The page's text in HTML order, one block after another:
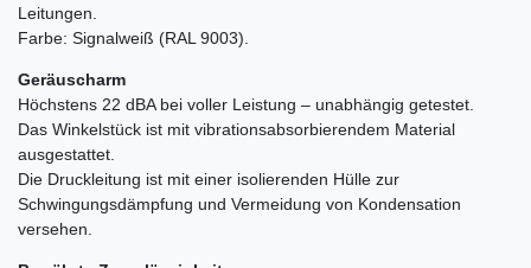
Leitungen.
Farbe: Signalweiß (RAL 9003).
Geräuscharm
Höchstens 22 dBA bei voller Leistung – unabhängig getestet.
Das Winkelstück ist mit vibrationsabsorbierendem Material
ausgestattet.
Die Druckleitung ist mit einer isolierenden Hülle zur
Schwingungsdämpfung und Vermeidung von Kondensation
versehen.